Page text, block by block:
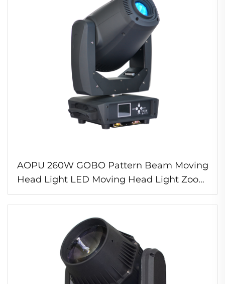
AOPU 260W GOBO Pattern Beam Moving
Head Light LED Moving Head Light Zoom
Wash Moving Head Light pour Disco DJ
Bar Fête